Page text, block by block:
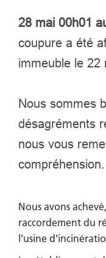
28 mai 00h01
coupure a été
immeuble le 22
Nous sommes
désagréments
nous vous
compréhension.
Nous avons
raccordement du
l’usine